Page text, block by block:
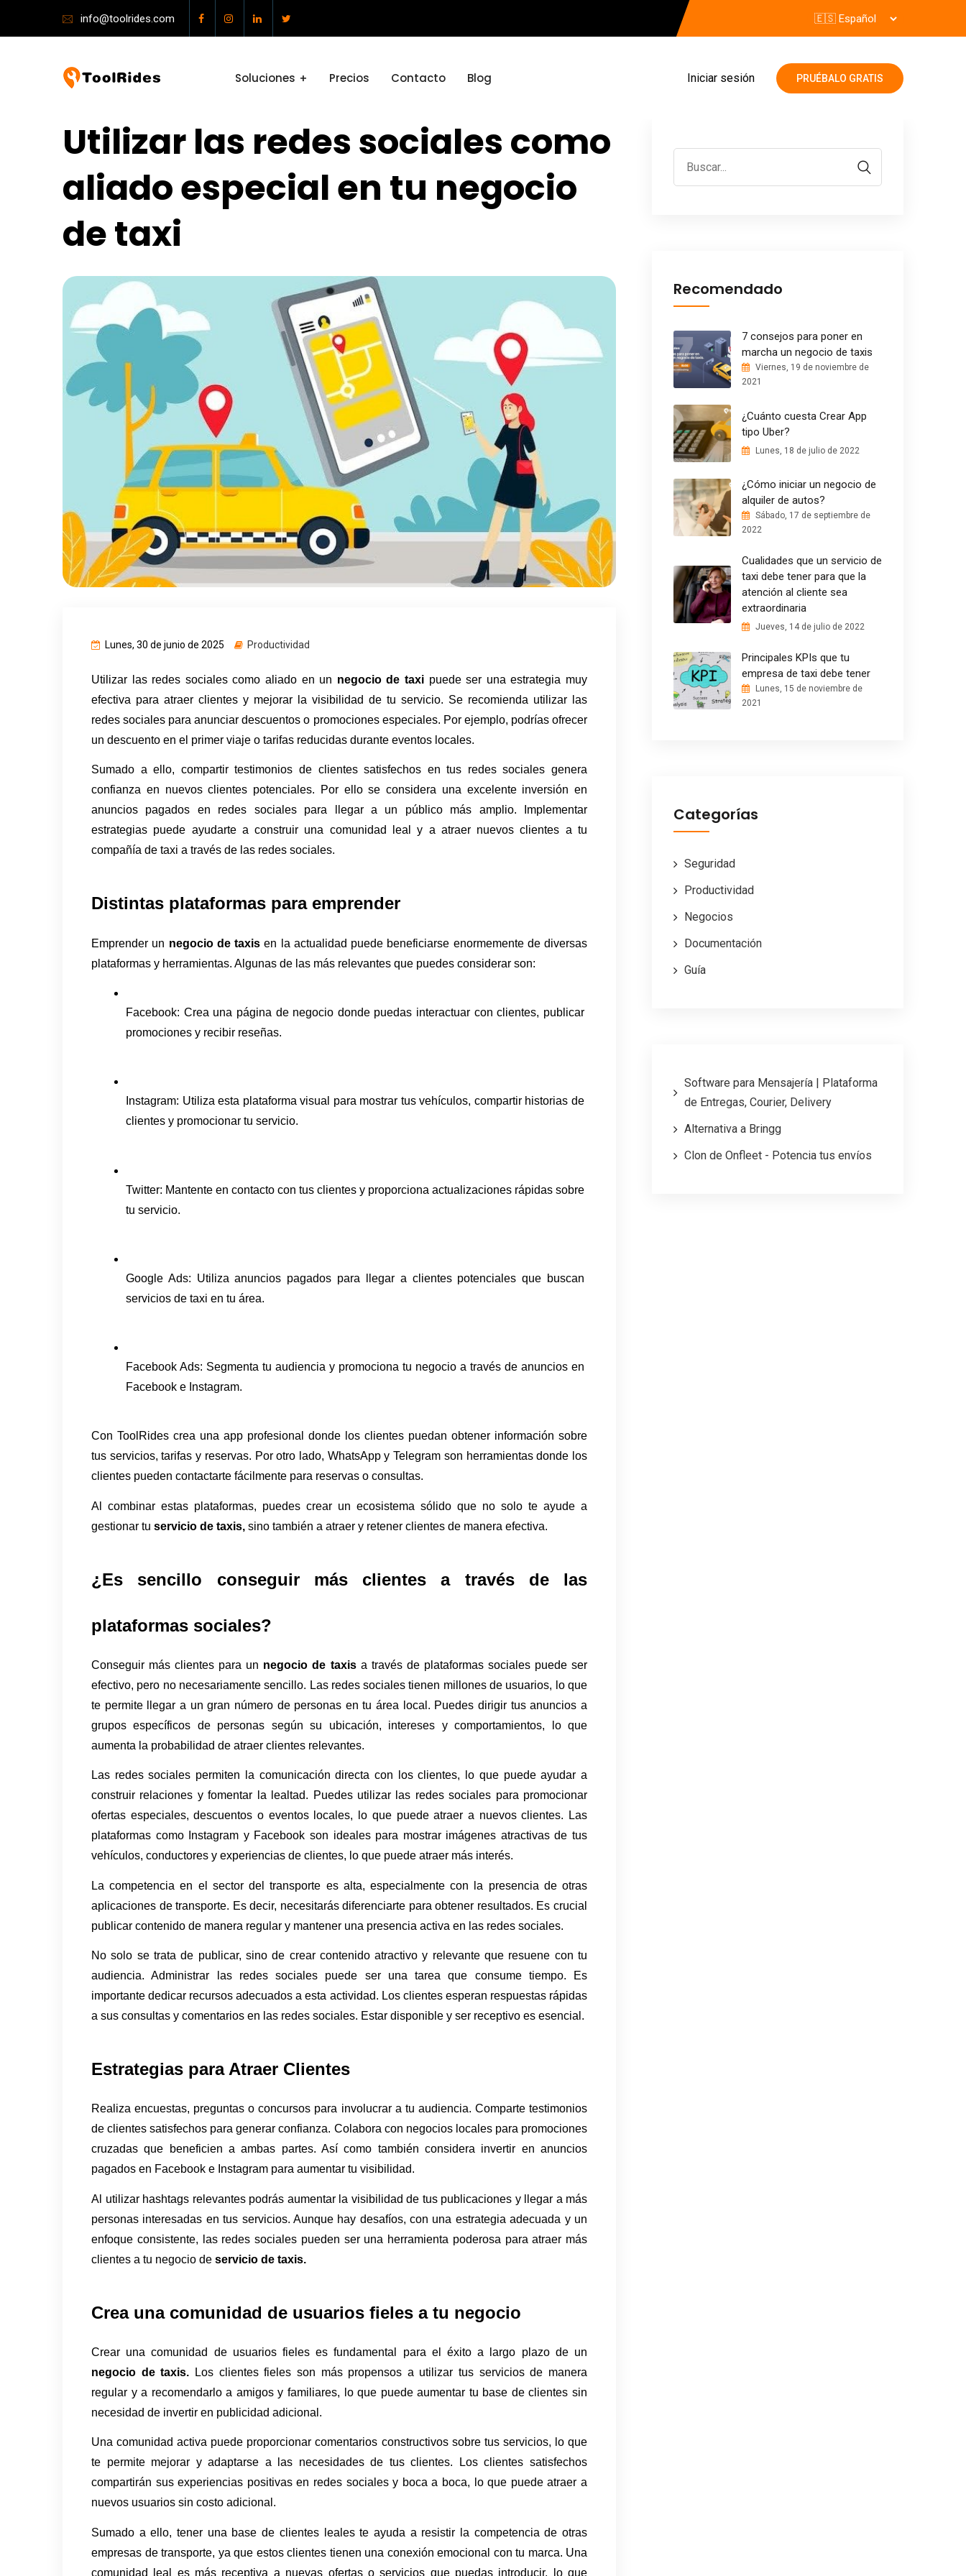
info@toolrides.com
Soluciones Precios Contacto Blog Iniciar sesión PRUÉBALO GRATIS
Utilizar las redes sociales como
aliado especial en tu negocio
de taxi
Lunes, 30 de junio de 2025 Productividad
Utilizar las redes sociales como aliado en un negocio de taxi puede ser una estrategia muy
efectiva para atraer clientes y mejorar la visibilidad de tu servicio. Se recomienda utilizar las
redes sociales para anunciar descuentos o promociones especiales. Por ejemplo, podrías ofrecer
un descuento en el primer viaje o tarifas reducidas durante eventos locales.
Sumado a ello, compartir testimonios de clientes satisfechos en tus redes sociales genera
confianza en nuevos clientes potenciales. Por ello se considera una excelente inversión en
anuncios pagados en redes sociales para llegar a un público más amplio. Implementar
estrategias puede ayudarte a construir una comunidad leal y a atraer nuevos clientes a tu
compañía de taxi a través de las redes sociales.
Distintas plataformas para emprender
Emprender un negocio de taxis en la actualidad puede beneficiarse enormemente de diversas
plataformas y herramientas. Algunas de las más relevantes que puedes considerar son:
Facebook: Crea una página de negocio donde puedas interactuar con clientes, publicar
promociones y recibir reseñas.
Instagram: Utiliza esta plataforma visual para mostrar tus vehículos, compartir historias de
clientes y promocionar tu servicio.
Twitter: Mantente en contacto con tus clientes y proporciona actualizaciones rápidas sobre
tu servicio.
Google Ads: Utiliza anuncios pagados para llegar a clientes potenciales que buscan
servicios de taxi en tu área.
Facebook Ads: Segmenta tu audiencia y promociona tu negocio a través de anuncios en
Facebook e Instagram.
Con ToolRides crea una app profesional donde los clientes puedan obtener información sobre
tus servicios, tarifas y reservas. Por otro lado, WhatsApp y Telegram son herramientas donde los
clientes pueden contactarte fácilmente para reservas o consultas.
Al combinar estas plataformas, puedes crear un ecosistema sólido que no solo te ayude a
gestionar tu servicio de taxis, sino también a atraer y retener clientes de manera efectiva.
¿Es sencillo conseguir más clientes a través de las
plataformas sociales?
Conseguir más clientes para un negocio de taxis a través de plataformas sociales puede ser
efectivo, pero no necesariamente sencillo. Las redes sociales tienen millones de usuarios, lo que
te permite llegar a un gran número de personas en tu área local. Puedes dirigir tus anuncios a
grupos específicos de personas según su ubicación, intereses y comportamientos, lo que
aumenta la probabilidad de atraer clientes relevantes.
Las redes sociales permiten la comunicación directa con los clientes, lo que puede ayudar a
construir relaciones y fomentar la lealtad. Puedes utilizar las redes sociales para promocionar
ofertas especiales, descuentos o eventos locales, lo que puede atraer a nuevos clientes. Las
plataformas como Instagram y Facebook son ideales para mostrar imágenes atractivas de tus
vehículos, conductores y experiencias de clientes, lo que puede atraer más interés.
La competencia en el sector del transporte es alta, especialmente con la presencia de otras
aplicaciones de transporte. Es decir, necesitarás diferenciarte para obtener resultados. Es crucial
publicar contenido de manera regular y mantener una presencia activa en las redes sociales.
No solo se trata de publicar, sino de crear contenido atractivo y relevante que resuene con tu
audiencia. Administrar las redes sociales puede ser una tarea que consume tiempo. Es
importante dedicar recursos adecuados a esta actividad. Los clientes esperan respuestas rápidas
a sus consultas y comentarios en las redes sociales. Estar disponible y ser receptivo es esencial.
Estrategias para Atraer Clientes
Realiza encuestas, preguntas o concursos para involucrar a tu audiencia. Comparte testimonios
de clientes satisfechos para generar confianza. Colabora con negocios locales para promociones
cruzadas que beneficien a ambas partes. Así como también considera invertir en anuncios
pagados en Facebook e Instagram para aumentar tu visibilidad.
Al utilizar hashtags relevantes podrás aumentar la visibilidad de tus publicaciones y llegar a más
personas interesadas en tus servicios. Aunque hay desafíos, con una estrategia adecuada y un
enfoque consistente, las redes sociales pueden ser una herramienta poderosa para atraer más
clientes a tu negocio de servicio de taxis.
Crea una comunidad de usuarios fieles a tu negocio
negocio de taxis. Los clientes fieles son más propensos a utilizar tus servicios de manera
regular y a recomendarlo a amigos y familiares, lo que puede aumentar tu base de clientes sin
necesidad de invertir en publicidad adicional.
Una comunidad activa puede proporcionar comentarios constructivos sobre tus servicios, lo que
te permite mejorar y adaptarse a las necesidades de tus clientes. Los clientes satisfechos
compartirán sus experiencias positivas en redes sociales y boca a boca, lo que puede atraer a
nuevos usuarios sin costo adicional.
Sumado a ello, tener una base de clientes leales te ayuda a resistir la competencia de otras
empresas de transporte, ya que estos clientes tienen una conexión emocional con tu marca. Una
comunidad leal es más receptiva a nuevas ofertas o servicios que puedas introducir, lo que
Recomendado
7 consejos para poner en
marcha un negocio de taxis
Viernes, 19 de noviembre de
2021
¿Cuánto cuesta Crear App
tipo Uber?
Lunes, 18 de julio de 2022
¿Cómo iniciar un negocio de
alquiler de autos?
Sábado, 17 de septiembre de
2022
Cualidades que un servicio de
taxi debe tener para que la
atención al cliente sea
extraordinaria
Jueves, 14 de julio de 2022
Principales KPIs que tu
empresa de taxi debe tener
Lunes, 15 de noviembre de
2021
Categorías
Seguridad
Productividad
Negocios
Documentación
Guía
Software para Mensajería | Plataforma
de Entregas, Courier, Delivery
Alternativa a Bringg
Clon de Onfleet - Potencia tus envíos